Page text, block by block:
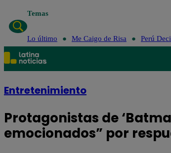
Temas
Lo último Me Caigo de Risa Perú
Entretenimiento
Protagonistas de
emocionados” por